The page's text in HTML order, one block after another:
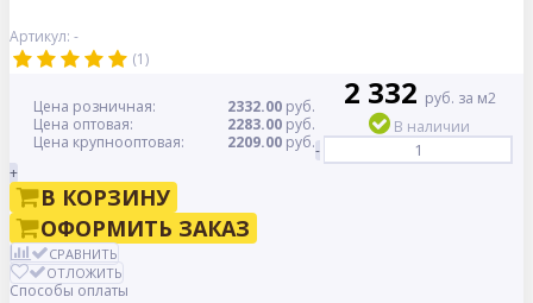
Артикул: -
(1)
Цена розничная: 2332.00 руб.
Цена оптовая:
2283.00 руб.
Цена крупнооптовая:
2209.00 руб.
2 332 руб. за м2
В наличии
-
+
В КОРЗИНУ
ОФОРМИТЬ ЗАКАЗ
СРАВНИТЬ
ОТЛОЖИТЬ
Способы оплаты